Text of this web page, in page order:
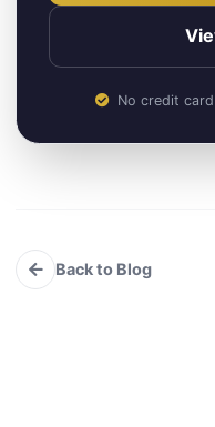
No credit
Back to Blog